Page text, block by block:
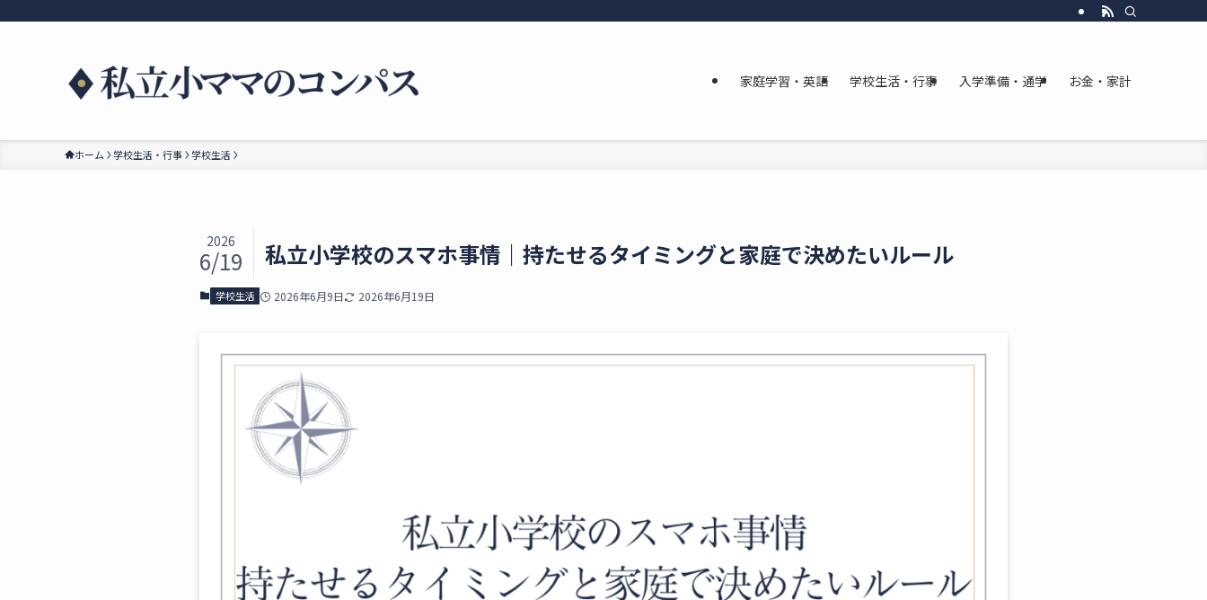
家庭学習・英語 学校生活・行事 入学準備・通学 お金・家計
ホーム 学校生活・行事 学校生活
私立小学校のスマホ事情｜持たせるタイミングと家庭で決めたいルール
2026
6/19
学校生活 2026年6月9日 2026年6月19日